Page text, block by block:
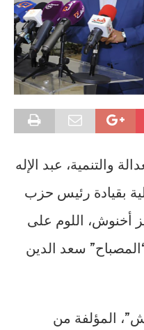
والتنمية، عبد الإله
بقيادة رئيس حزب
أخنوش، اللوم على
سعد الدين
المؤلفة من